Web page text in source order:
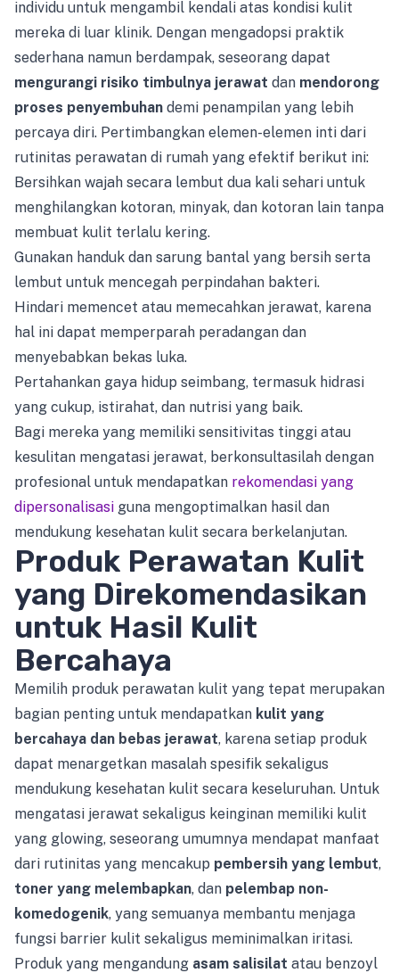
individu untuk mengambil kendali atas kondisi kulit
mereka di luar klinik. Dengan mengadopsi praktik
sederhana namun berdampak, seseorang dapat
mengurangi risiko timbulnya jerawat dan mendorong
proses penyembuhan demi penampilan yang lebih
percaya diri. Pertimbangkan elemen-elemen inti dari
rutinitas perawatan di rumah yang efektif berikut ini:
Bersihkan wajah secara lembut dua kali sehari untuk
menghilangkan kotoran, minyak, dan kotoran lain tanpa
membuat kulit terlalu kering.
Gunakan handuk dan sarung bantal yang bersih serta
lembut untuk mencegah perpindahan bakteri.
Hindari memencet atau memecahkan jerawat, karena
hal ini dapat memperparah peradangan dan
menyebabkan bekas luka.
Pertahankan gaya hidup seimbang, termasuk hidrasi
yang cukup, istirahat, dan nutrisi yang baik.
Bagi mereka yang memiliki sensitivitas tinggi atau
kesulitan mengatasi jerawat, berkonsultasilah dengan
profesional untuk mendapatkan rekomendasi yang
dipersonalisasi guna mengoptimalkan hasil dan
mendukung kesehatan kulit secara berkelanjutan.
Produk Perawatan Kulit
yang Direkomendasikan
untuk Hasil Kulit
Bercahaya
Memilih produk perawatan kulit yang tepat merupakan
bagian penting untuk mendapatkan kulit yang
bercahaya dan bebas jerawat, karena setiap produk
dapat menargetkan masalah spesifik sekaligus
mendukung kesehatan kulit secara keseluruhan. Untuk
mengatasi jerawat sekaligus keinginan memiliki kulit
yang glowing, seseorang umumnya mendapat manfaat
dari rutinitas yang mencakup pembersih yang lembut,
toner yang melembapkan, dan pelembap non-
komedogenik, yang semuanya membantu menjaga
fungsi barrier kulit sekaligus meminimalkan iritasi.
Produk yang mengandung asam salisilat atau benzoyl